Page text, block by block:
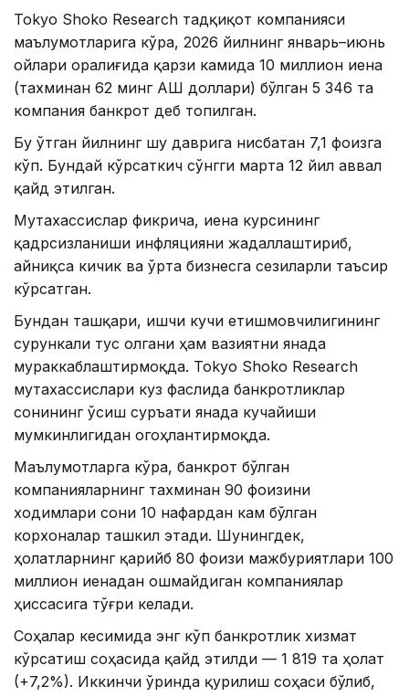
Tokyo Shoko Research тадқиқот компанияси
маълумотларига кўра, 2026 йилнинг январь–июнь
ойлари оралиғида қарзи камида 10 миллион иена
(тахминан 62 минг АҚШ доллари) бўлган 5 346 та
компания банкрот деб топилган.
Бу ўтган йилнинг шу даврига нисбатан 7,1 фоизга
кўп. Бундай кўрсаткич сўнгги марта 12 йил аввал
қайд этилган.
Мутахассислар фикрича, иена курсининг
қадрсизланиши инфляцияни жадаллаштириб,
айниқса кичик ва ўрта бизнесга сезиларли таъсир
кўрсатган.
Бундан ташқари, ишчи кучи етишмовчилигининг
сурункали тус олгани ҳам вазиятни янада
мураккаблаштирмоқда. Tokyo Shoko Research
мутахассислари куз фаслида банкротликлар
сонининг ўсиш суръати янада кучайиши
мумкинлигидан огоҳлантирмоқда.
Маълумотларга кўра, банкрот бўлган
компанияларнинг тахминан 90 фоизини
ходимлари сони 10 нафардан кам бўлган
корхоналар ташкил этади. Шунингдек,
ҳолатларнинг қарийб 80 фоизи мажбуриятлари 100
миллион иенадан ошмайдиган компаниялар
ҳиссасига тўғри келади.
Соҳалар кесимида энг кўп банкротлик хизмат
кўрсатиш соҳасида қайд этилди — 1 819 та ҳолат
(+7,2%). Иккинчи ўринда қурилиш соҳаси бўлиб,